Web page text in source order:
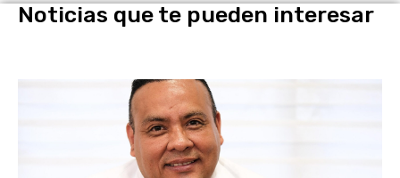
Noticias que te pueden interesar